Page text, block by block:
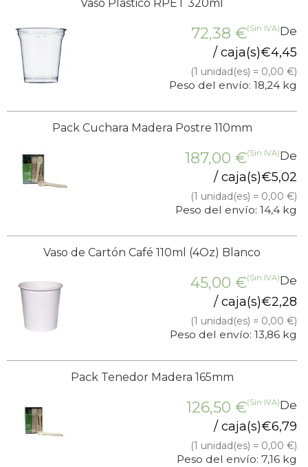
Vaso Plástico RPET 320ml
De
72,38 €(Sin IVA)
4,45
€
/ caja(s)
(1 unidad(es) = 0,00 €)
Peso del envío: 18,24 kg
Pack Cuchara Madera Postre 110mm
De
187,00 €(Sin IVA)
5,02
€
/ caja(s)
(1 unidad(es) = 0,00 €)
Peso del envío: 14,4 kg
Vaso de Cartón Café 110ml (4Oz) Blanco
De
45,00 €(Sin IVA)
2,28
€
/ caja(s)
(1 unidad(es) = 0,00 €)
Peso del envío: 13,86 kg
Pack Tenedor Madera 165mm
De
126,50 €(Sin IVA)
6,79
€
/ caja(s)
(1 unidad(es) = 0,00 €)
Peso del envío: 7,16 kg